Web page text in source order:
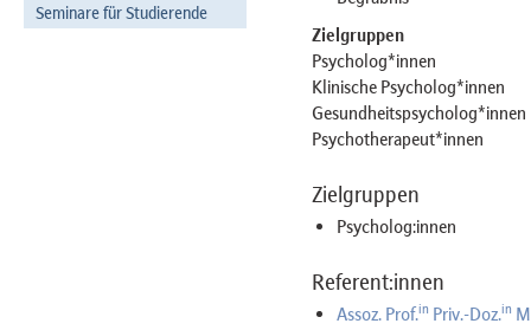
Seminare für Studierende
Zielgruppen
Psycholog*innen
Klinische Psycholog*innen
Gesundheitspsycholog*innen
Psychotherapeut*innen
Zielgruppen
Psycholog:innen
Referent:innen
Assoz. Prof.in Priv.-Doz.in